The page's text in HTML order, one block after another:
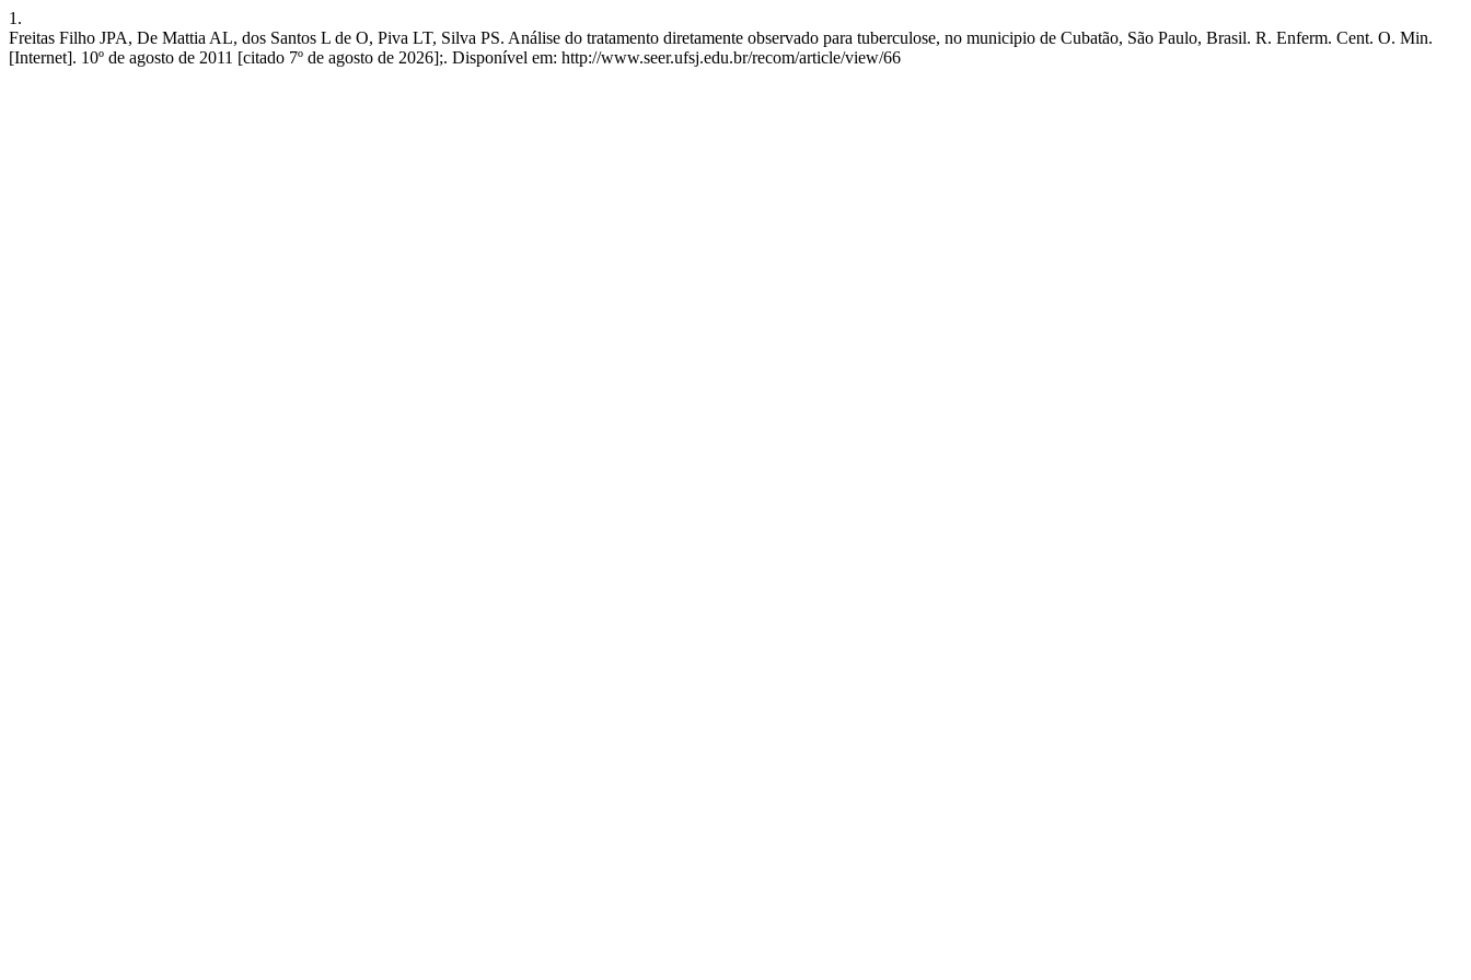
1.
Freitas Filho JPA, De Mattia AL, dos Santos L de O, Piva LT, Silva PS. Análise do tratamento diretamente observado para tuberculose, no municipio de Cubatão, São Paulo, Brasil. R. Enferm. Cent. O. Min.
[Internet]. 10º de agosto de 2011 [citado 7º de agosto de 2026];. Disponível em: http://www.seer.ufsj.edu.br/recom/article/view/66